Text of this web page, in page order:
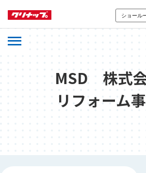
ショール
MSD 株式
リフォーム